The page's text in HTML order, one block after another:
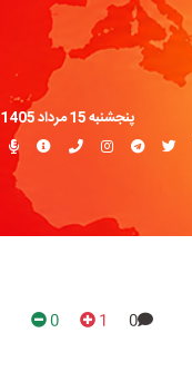
پنجشنبه 15 مرداد 1405
0
1
0